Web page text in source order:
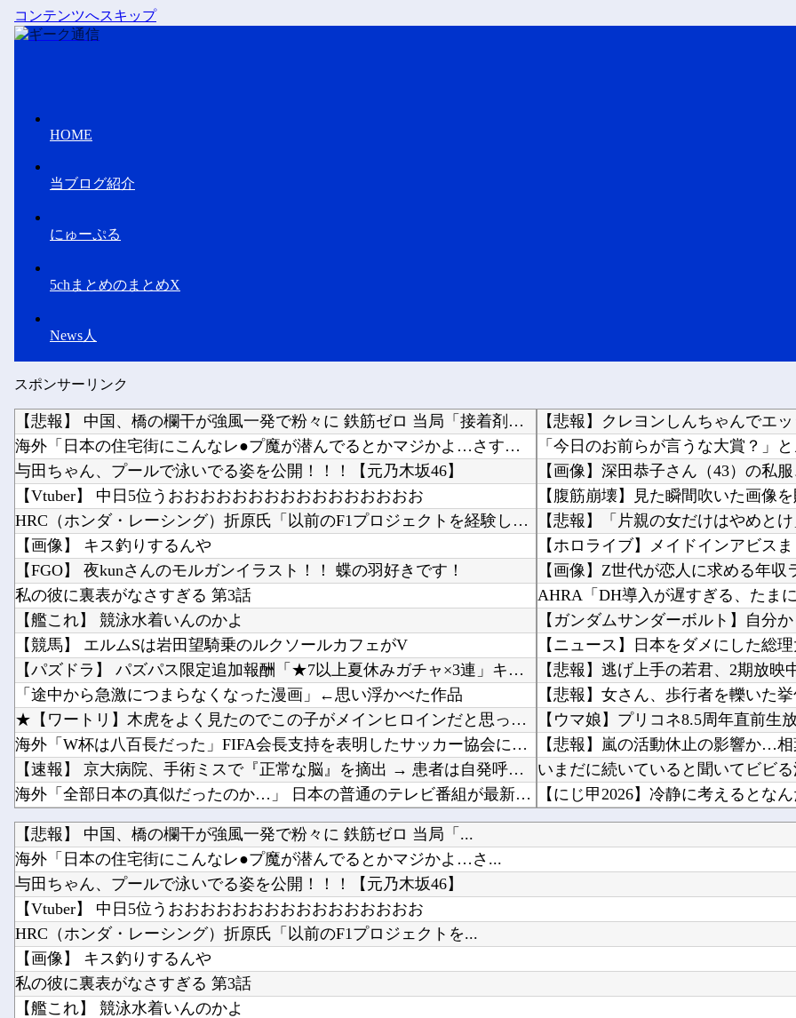
コンテンツへスキップ
HOME
当ブログ紹介
にゅーぷる
5chまとめのまとめX
News人
スポンサーリンク
【悲報】 中国、橋の欄干が強風一発で粉々に 鉄筋ゼロ 当局「接着剤でくっつけただけ」「正常...
海外「日本の住宅街にこんなレ●プ魔が潜んでるとかマジかよ…さすがHENTAIの国…」
与田ちゃん、プールで泳いでる姿を公開！！！【元乃木坂46】
【Vtuber】 中日5位うおおおおおおおおおおおおおおおお
HRC（ホンダ・レーシング）折原氏「以前のF1プロジェクトを経験した専門家を何人か呼び戻し...
【画像】 キス釣りするんや
【FGO】 夜kunさんのモルガンイラスト！！ 蝶の羽好きです！
私の彼に裏表がなさすぎる 第3話
【艦これ】 競泳水着いんのかよ
【競馬】 エルムSは岩田望騎乗のルクソールカフェがV
【パズドラ】 パズパス限定追加報酬「★7以上夏休みガチャ×3連」キタ━━━━(゜∀゜)━━...
「途中から急激につまらなくなった漫画」←思い浮かべた作品
★【ワートリ】木虎をよく見たのでこの子がメインヒロインだと思ってたら、はじめて読んだとき違...
海外「W杯は八百長だった」FIFA会長支持を表明したサッカー協会に海外大騒ぎ！（海外の反応...
【速報】 京大病院、手術ミスで『正常な脳』を摘出 → 患者は自発呼吸不可能な植物状態に
海外「全部日本の真似だったのか…」 日本の普通のテレビ番組が最新SNSの数十年先を行ってい...
【シンデレラガールズ】 百鬼夜行をテーマとしたPOP UP SHOPが東京・大阪にて開催
【ガンプラ再販】 RG「ストライクフリーダムガンダム ディアクティブモード」ほか【11時予...
モラハラ父を見て育ったせいで結婚に希望が持てない私。それなのに長男から結婚を急かされてしま...
【腹筋崩壊】見た瞬間吹いた画像
【悲報】「片親の女だけはやめと
【ホロライブ】メイドインアビス
【画像】Z世代が恋人に求める年収
【ガンダムサンダーボルト】自分
【悲報】逃げ上手の若君、2期放
【にじ甲2026】冷静に考えるとな
【ラブライブ！】降幡愛さんがド
【募】カナン様はあくまでチョロ
お前らが思う「バカゲー」って何？
シャープ、シンプルで使いやすい
キズナアイが加藤純一と絡み出し
【悲報】 中国、橋の欄干が強風一発で粉々に 鉄筋ゼロ 当局「...
海外「日本の住宅街にこんなレ●プ魔が潜んでるとかマジかよ…さ...
与田ちゃん、プールで泳いでる姿を公開！！！【元乃木坂46】
【Vtuber】 中日5位うおおおおおおおおおおおおおおおお
HRC（ホンダ・レーシング）折原氏「以前のF1プロジェクトを...
【画像】 キス釣りするんや
私の彼に裏表がなさすぎる 第3話
【艦これ】 競泳水着いんのかよ